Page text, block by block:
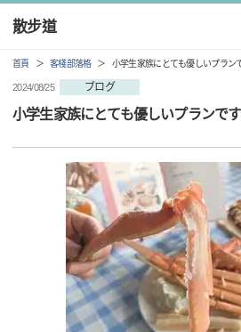
散步道
首頁 客棧部落格 小学生家族にとても優しいプラン
2024/08/25 ブログ
小学生家族にとても優しいプランです